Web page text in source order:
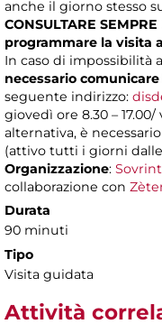
anche il giorno stesso
CONSULTARE
programmare la visita
In caso di impossibilità
necessario
seguente indirizzo:
giovedì ore 8.30 – 17.00/
alternativa, è
(attivo tutti i giorni dalle
Organizzazione:
collaborazione con
Durata
90 minuti
Tipo
Visita guidata
Attività